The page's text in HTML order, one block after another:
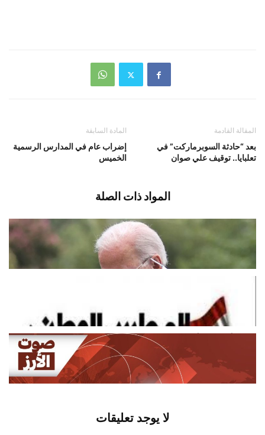
المادة السابقة
إضراب عام في المدارس الرسمية
الخميس
المقالة القادمة
بعد “حادثة السوبرماركت” في
تعلبايا.. توقيف علي صوان
المواد ذات الصلة
تدهور صحة جو بايدن …
وإعلان حال طوارئ
اخبار محلية أغسطس 8, 2026
مركز أوروبي: أكثر من 240 إصابة
بفيروس حمى غرب النيل في...
اخبار دولية أغسطس 8, 2026
لا يوجد تعليقات